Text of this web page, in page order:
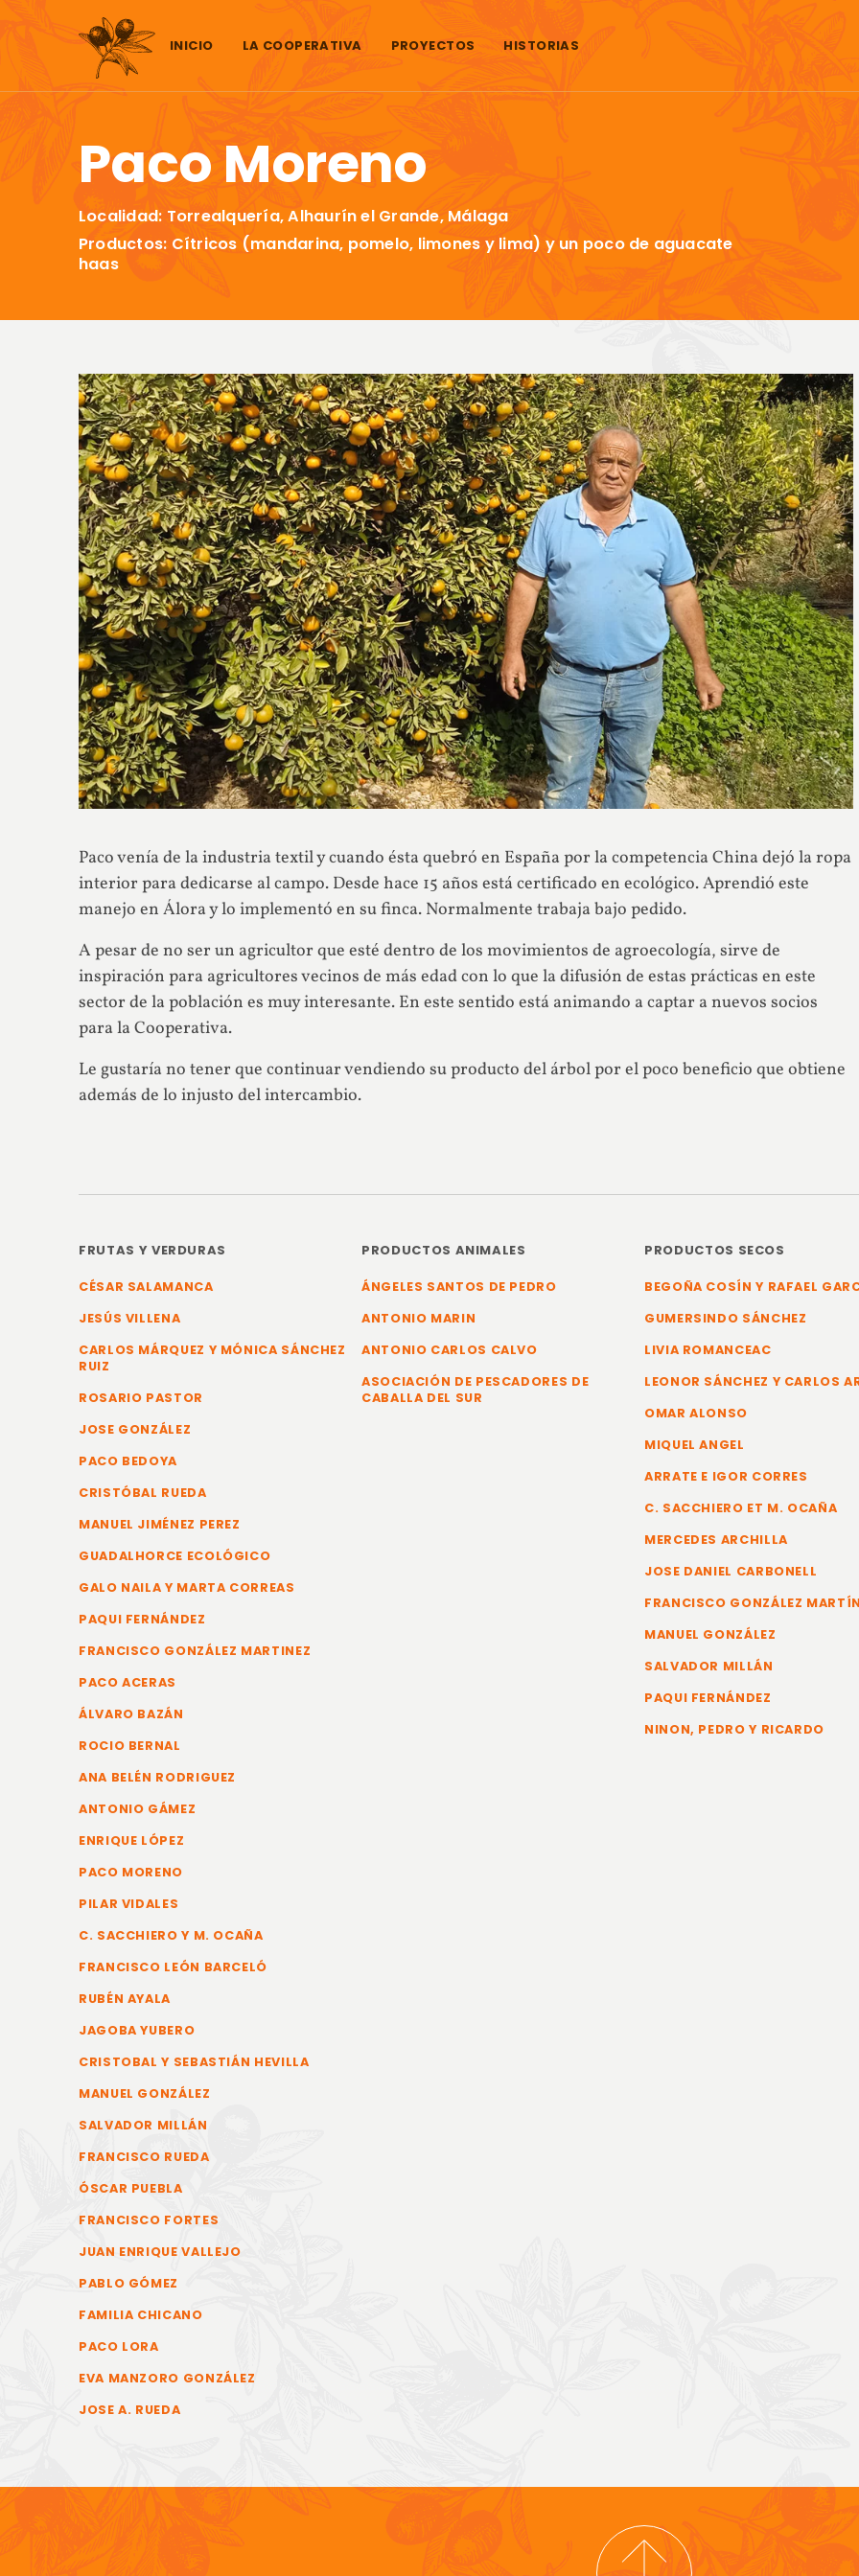
Saltar al contenido
INICIO LA COOPERATIVA PROYECTOS HISTORIAS
Paco Moreno
Localidad: Torrealquería, Alhaurín el Grande, Málaga
Productos: Cítricos (mandarina, pomelo, limones y lima) y un poco de aguacate
haas
Paco venía de la industria textil y cuando ésta quebró en España por la competencia China dejó la ropa
interior para dedicarse al campo. Desde hace 15 años está certificado en ecológico. Aprendió este
manejo en Álora y lo implementó en su finca. Normalmente trabaja bajo pedido.
A pesar de no ser un agricultor que esté dentro de los movimientos de agroecología, sirve de
inspiración para agricultores vecinos de más edad con lo que la difusión de estas prácticas en este
sector de la población es muy interesante. En este sentido está animando a captar a nuevos socios
para la Cooperativa.
Le gustaría no tener que continuar vendiendo su producto del árbol por el poco beneficio que obtiene
además de lo injusto del intercambio.
FRUTAS Y VERDURAS
CÉSAR SALAMANCA
JESÚS VILLENA
CARLOS MÁRQUEZ Y MÓNICA SÁNCHEZ
RUIZ
ROSARIO PASTOR
JOSE GONZÁLEZ
PACO BEDOYA
CRISTÓBAL RUEDA
MANUEL JIMÉNEZ PEREZ
GUADALHORCE ECOLÓGICO
GALO NAILA Y MARTA CORREAS
PAQUI FERNÁNDEZ
FRANCISCO GONZÁLEZ MARTINEZ
PACO ACERAS
ÁLVARO BAZÁN
ROCIO BERNAL
ANA BELÉN RODRIGUEZ
ANTONIO GÁMEZ
ENRIQUE LÓPEZ
PACO MORENO
PILAR VIDALES
C. SACCHIERO Y M. OCAÑA
FRANCISCO LEÓN BARCELÓ
RUBÉN AYALA
JAGOBA YUBERO
CRISTOBAL Y SEBASTIÁN HEVILLA
MANUEL GONZÁLEZ
SALVADOR MILLÁN
FRANCISCO RUEDA
ÓSCAR PUEBLA
FRANCISCO FORTES
JUAN ENRIQUE VALLEJO
PABLO GÓMEZ
FAMILIA CHICANO
PACO LORA
EVA MANZORO GONZÁLEZ
JOSE A. RUEDA
PRODUCTOS ANIMALES
ÁNGELES SANTOS DE PEDRO
ANTONIO MARIN
ANTONIO CARLOS CALVO
ASOCIACIÓN DE PESCADORES DE
CABALLA DEL SUR
PRODUCTOS SECOS
BEGOÑA COSÍN Y RAFAEL
GUMERSINDO SÁNCHEZ
LIVIA ROMANCEAC
LEONOR SÁNCHEZ Y CARLOS
OMAR ALONSO
MIQUEL ANGEL
ARRATE E IGOR CORRES
C. SACCHIERO ET M. OCAÑA
MERCEDES ARCHILLA
JOSE DANIEL CARBONELL
FRANCISCO GONZÁLEZ MARTÍN
MANUEL GONZÁLEZ
SALVADOR MILLÁN
PAQUI FERNÁNDEZ
NINON, PEDRO Y RICARDO